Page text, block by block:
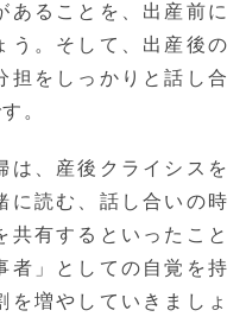
あることを、出産前に
う。そして、出産後の
担をしっかりと話し合
。
は、産後クライシスを
に読む、話し合いの時
共有するといったこと
者」としての自覚を持
を増やしていきましょ